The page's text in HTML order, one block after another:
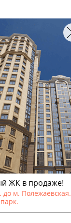
ЖК в продаже!
до м. Полежаевская.